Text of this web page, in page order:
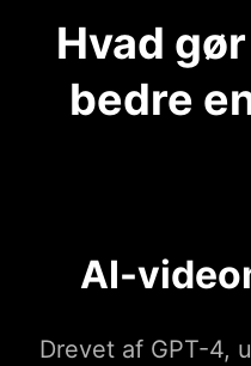
Hvad
bedre
AI-
Drevet af GPT-4,